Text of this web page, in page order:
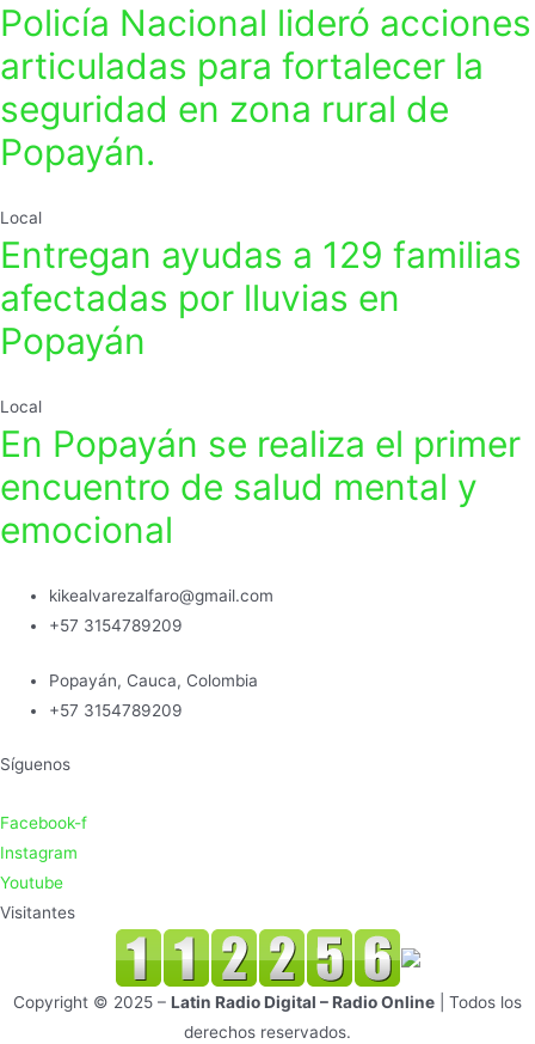
Policía Nacional lideró acciones
articuladas para fortalecer la
seguridad en zona rural de
Popayán.
Local
Entregan ayudas a 129 familias
afectadas por lluvias en
Popayán
Local
En Popayán se realiza el primer
encuentro de salud mental y
emocional
kikealvarezalfaro@gmail.com
+57 3154789209
Popayán, Cauca, Colombia
+57 3154789209
Síguenos
Facebook-f
Instagram
Youtube
Visitantes
Copyright © 2025 – Latin Radio Digital – Radio Online | Todos los
derechos reservados.